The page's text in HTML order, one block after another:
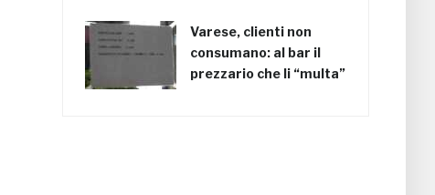
Varese, clienti non
consumano: al bar il
prezzario che li “multa”